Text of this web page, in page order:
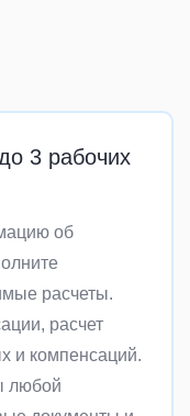
3 рабочих
об
расчеты.
расчет
и компенсаций.
любой